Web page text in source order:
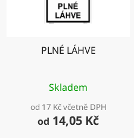
PLNÉ LÁHVE
Skladem
od 17 Kč včetně DPH
od 14,05 Kč